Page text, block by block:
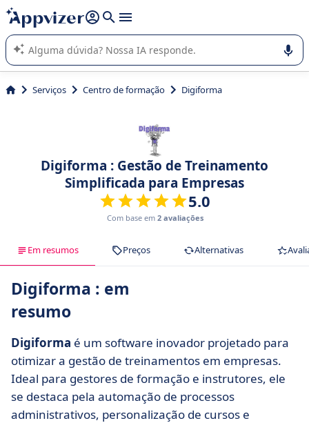
de nossa IA (várias linhas com
A IA do Appvizer o orienta no uso ou na seleção de software
SaaS para sua empresa.
Serviços Centro de formação Digiforma
Digiforma : Gestão de Treinamento
Simplificada para Empresas
5.0
Com base em 2 avaliações
Em resumos Preços Alternativas
Digiforma : em
resumo
Digiforma é um software inovador projetado para
otimizar a gestão de treinamentos em empresas.
Ideal para gestores de formação e instrutores, ele
se destaca pela automação de processos
administrativos, personalização de cursos e